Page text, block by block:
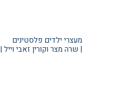
מעצרי ילדים פלסטינים
| שרה מצר וקורין זאבי וייל |